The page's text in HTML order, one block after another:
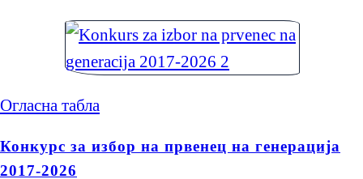
Огласна табла
Конкурс за избор на првенец на генерација
2017-2026